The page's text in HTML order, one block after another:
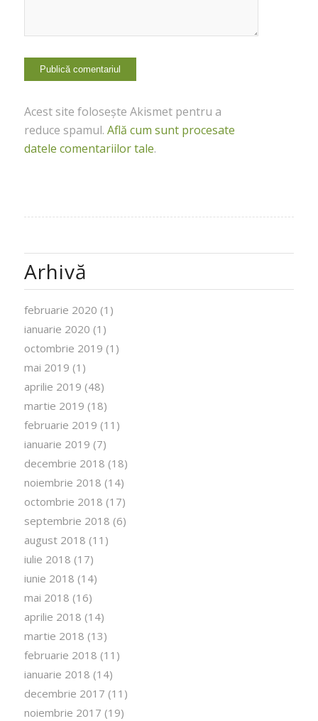
Acest site folosește Akismet pentru a
reduce spamul. Află cum sunt procesate
datele comentariilor tale.
Arhivă
februarie 2020 (1)
ianuarie 2020 (1)
octombrie 2019 (1)
mai 2019 (1)
aprilie 2019 (48)
martie 2019 (18)
februarie 2019 (11)
ianuarie 2019 (7)
decembrie 2018 (18)
noiembrie 2018 (14)
octombrie 2018 (17)
septembrie 2018 (6)
august 2018 (11)
iulie 2018 (17)
iunie 2018 (14)
mai 2018 (16)
aprilie 2018 (14)
martie 2018 (13)
februarie 2018 (11)
ianuarie 2018 (14)
decembrie 2017 (11)
noiembrie 2017 (19)